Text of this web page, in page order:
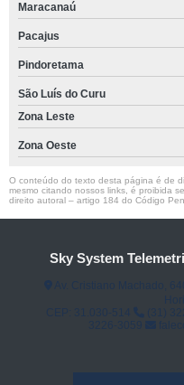
Maracanaú
Pacajus
Pindoretama
São Luís do Curu
Zona Leste
Zona Oeste
O conteúdo do texto desta página é de
mesmo citando nossos links, é proibida
direito autoral – artigo 184 do Código
Sky System